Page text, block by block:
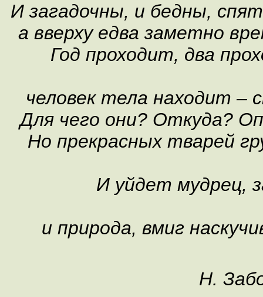
И загадочны, и бедны,
а вверху едва заметно
Год проходит, два
человек тела находит –
Для чего они? Откуда?
Но прекрасных тварей
И уйдет мудрец,
и природа, вмиг
Н.